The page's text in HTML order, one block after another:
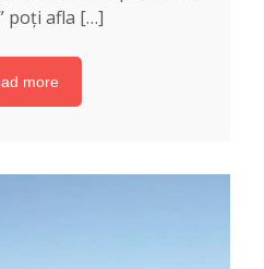
poți afla […]
more